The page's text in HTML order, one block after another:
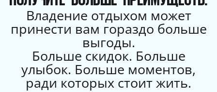
Владение отдыхом может
принести вам гораздо больше
выгоды.
Больше скидок. Больше
улыбок. Больше моментов,
ради которых стоит жить.